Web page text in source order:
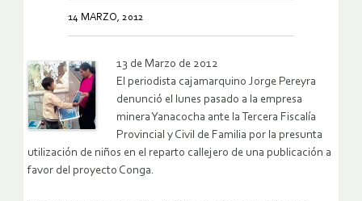
14 MARZO, 2012
13 de Marzo de 2012
El periodista cajamarquino Jorge Pereyra
denunció el lunes pasado a la empresa
minera Yanacocha ante la Tercera Fiscalía
Provincial y Civil de Familia por la presunta
utilización de niños en el reparto callejero de una publicación a
favor del proyecto Conga.